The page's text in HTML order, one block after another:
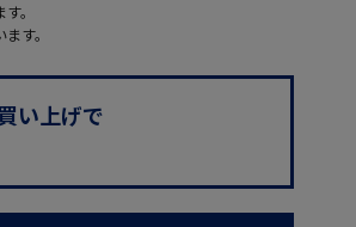
。
す。
い上げで